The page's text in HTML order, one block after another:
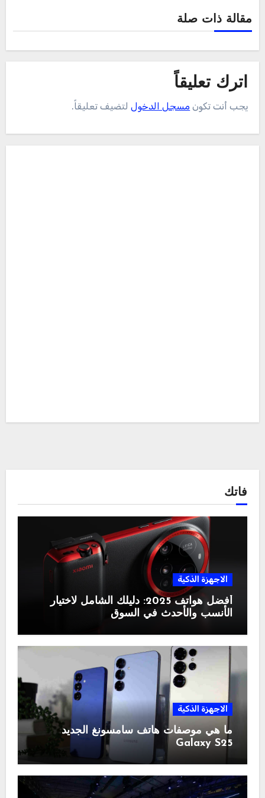
مقالة ذات صلة
اترك تعليقاً
يجب أنت تكون مسجل الدخوللتضيف تعليقاً.
فاتك
الاجهزة الذكية
أفضل هواتف 2025: دليلك الشامل لاختيار
الأنسب والأحدث في السوق
الاجهزة الذكية
ما هي موصفات هاتف سامسونغ الجديد
Galaxy S25